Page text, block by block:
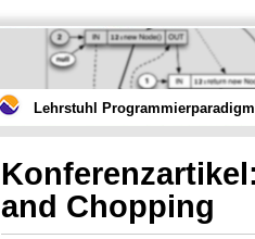
Lehrstuhl
and Chopping